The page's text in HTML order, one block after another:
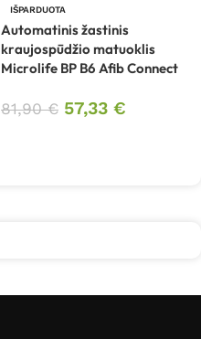
IŠPARDUOTA
Automatinis žastinis
kraujospūdžio matuoklis
Microlife BP B6 Afib Connect
81,90€ 57,33 €